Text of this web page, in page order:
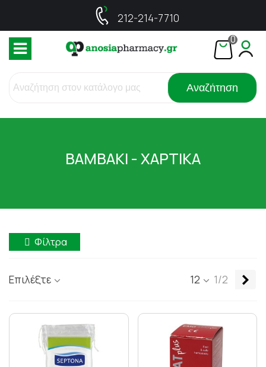
212-214-7710
0
Αναζήτηση
ΒΑΜΒΑΚΙ - ΧΑΡΤΙΚΑ
Φίλτρα
Επιλέξτε 12 1/2